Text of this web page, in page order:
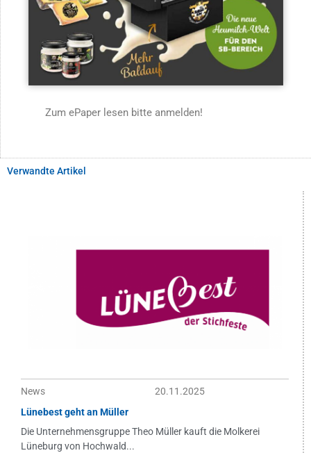
Zum ePaper lesen bitte anmelden!
Verwandte Artikel
News
20.11.2025
Lünebest geht an Müller
Die Unternehmensgruppe Theo Müller kauft die Molkerei
Lüneburg von Hochwald...